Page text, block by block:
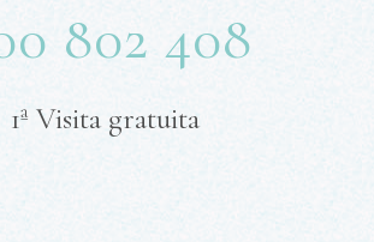
802 408
1ª Visita gratuita